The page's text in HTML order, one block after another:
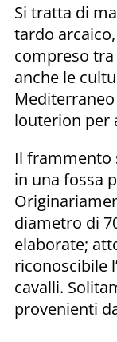
Si tratta di
tardo
compreso tra
anche le
louterion per
Il frammento
in una fossa
diametro di
elaborate;
riconoscibile
cavalli.
provenienti